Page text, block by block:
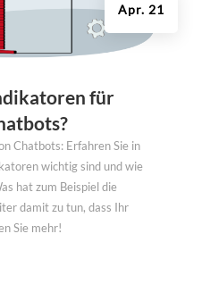
für
Apr. 21
Chatbots: Erfahren Sie in
wichtig sind und wie
hat zum Beispiel die
damit zu tun, dass Ihr
Sie mehr!